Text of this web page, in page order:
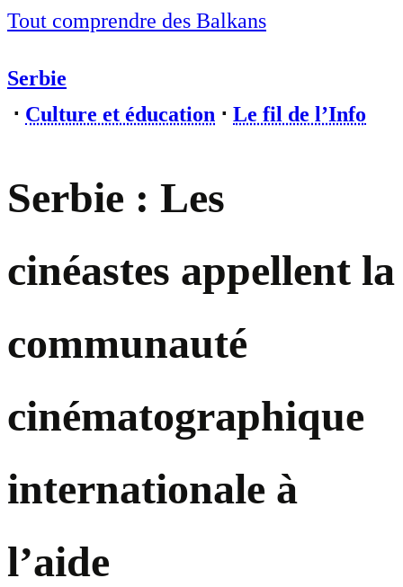
Tout comprendre des Balkans
Serbie
⋅ Culture et éducation ⋅ Le fil de l’Info
Serbie : Les
cinéastes appellent la
communauté
cinématographique
internationale à
l’aide